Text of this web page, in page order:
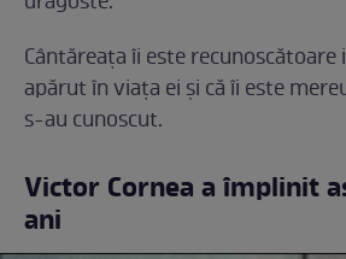
Cântăreața îi este recunoscătoare
apărut în viața ei și că îi este
s-au cunoscut.
Victor Cornea a împlinit
ani